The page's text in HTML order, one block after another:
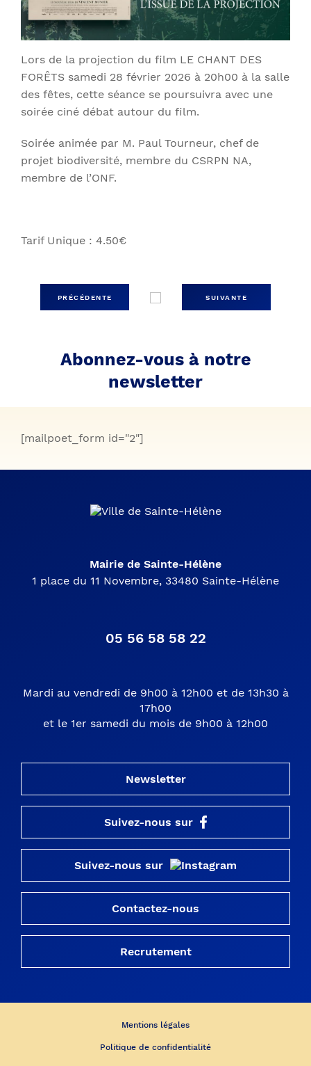
Lors de la projection du film LE CHANT DES
FORÊTS samedi 28 février 2026 à 20h00 à la salle
des fêtes, cette séance se poursuivra avec une
soirée ciné débat autour du film.
Soirée animée par M. Paul Tourneur, chef de
projet biodiversité, membre du CSRPN NA,
membre de l’ONF.
Tarif Unique : 4.50€
PRÉCÉDENTE SUIVANTE
Abonnez-vous à notre
newsletter
[mailpoet_form id="2"]
Mairie de Sainte-Hélène
1 place du 11 Novembre, 33480 Sainte-Hélène
05 56 58 58 22
Mardi au vendredi de 9h00 à 12h00 et de 13h30 à
17h00
et le 1er samedi du mois de 9h00 à 12h00
Newsletter
Suivez-nous sur
Suivez-nous sur
Contactez-nous
Recrutement
Mentions légales
Politique de confidentialité